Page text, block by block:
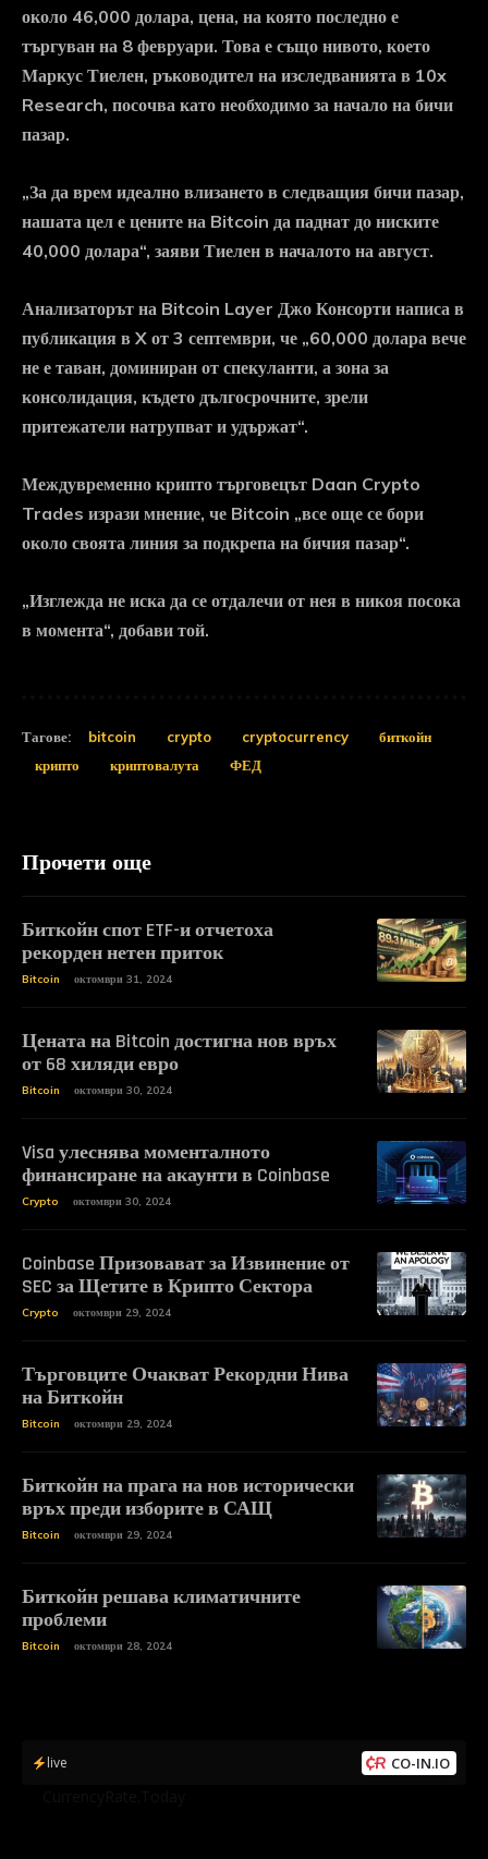
около 46,000 долара, цена, на която последно е
търгуван на 8 февруари. Това е също нивото, което
Маркус Тиелен, ръководител на изследванията в 10x
Research, посочва като необходимо за начало на бичи
пазар.
„За да врем идеално влизането в следващия бичи пазар,
нашата цел е цените на Bitcoin да паднат до ниските
40,000 долара“, заяви Тиелен в началото на август.
Анализаторът на Bitcoin Layer Джо Консорти написа в
публикация в X от 3 септември, че „60,000 долара вече
не е таван, доминиран от спекуланти, а зона за
консолидация, където дългосрочните, зрели
притежатели натрупват и удържат“.
Междувременно крипто търговецът Daan Crypto
Trades изрази мнение, че Bitcoin „все още се бори
около своята линия за подкрепа на бичия пазар“.
„Изглежда не иска да се отдалечи от нея в никоя посока
в момента“, добави той.
Тагове: bitcoin crypto cryptocurrency
биткойн
крипто
криптовалута ФЕД
Прочети още
Биткойн спот ETF-и отчетоха
рекорден нетен приток
Bitcoin октомври 31, 2024
Цената на Bitcoin достигна нов връх
от 68 хиляди евро
Bitcoin октомври 30, 2024
Visa улеснява моменталното
финансиране на акаунти в Coinbase
Crypto октомври 30, 2024
Coinbase Призовават за Извинение от
SEC за Щетите в Крипто Сектора
Crypto октомври 29, 2024
Търговците Очакват Рекордни Нива
на Биткойн
Bitcoin октомври 29, 2024
Биткойн на прага на нов исторически
връх преди изборите в САЩ
Bitcoin октомври 29, 2024
Биткойн решава климатичните
проблеми
Bitcoin октомври 28, 2024
live CO-IN.IO